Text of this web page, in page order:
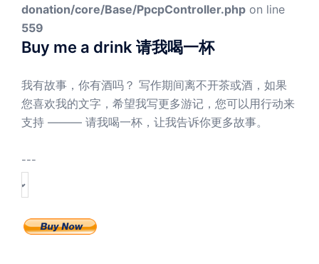
donation/core/Base/PpcpController.php on line
559
Buy me a drink 请我喝一杯
我有故事，你有酒吗？ 写作期间离不开茶或酒，如果
您喜欢我的文字，希望我写更多游记，您可以用行动来
支持 ——— 请我喝一杯，让我告诉你更多故事。
---